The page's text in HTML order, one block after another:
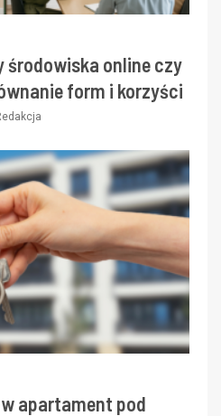
środowiska online czy
form i korzyści
apartament pod